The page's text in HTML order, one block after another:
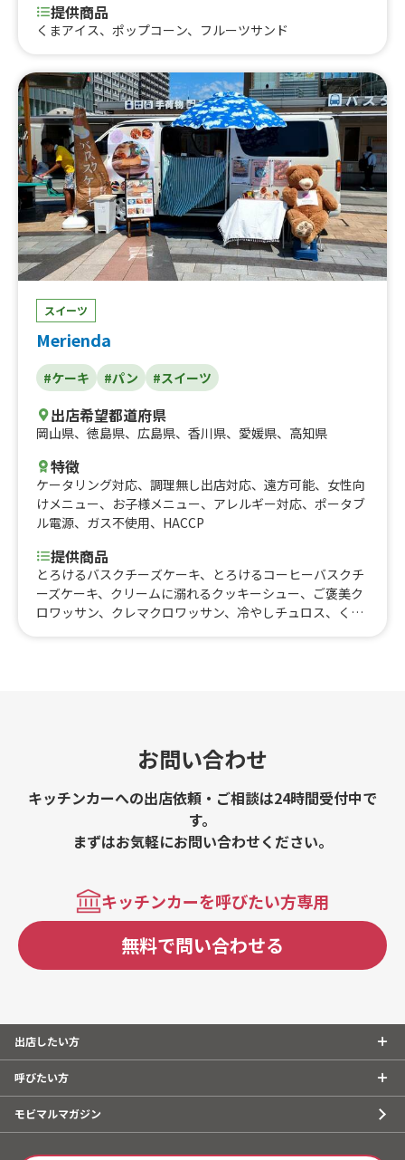
提供商品
くまアイス、ポップコーン、フルーツサンド
スイーツ
Merienda
#ケーキ #パン #スイーツ
出店希望都道府県
岡山県、 徳島県、 広島県、 香川県、 愛媛県、 高知県
特徴
ケータリング対応、 調理無し出店対応、 遠方可能、 女性向
けメニュー、 お子様メニュー、 アレルギー対応、 ポータブ
ル電源、 ガス不使用、 HACCP
提供商品
とろけるバスクチーズケーキ、とろけるコーヒーバスクチ
ーズケーキ、クリームに溺れるクッキーシュー、ご褒美ク
ロワッサン、クレマクロワッサン、冷やしチュロス、くま
お問い合わせ
キッチンカーへの出店依頼・ご相談は24時間受付中で
す。
まずはお気軽にお問い合わせください。
キッチンカーを呼びたい方専用
無料で問い合わせる
出店したい方
呼びたい方
モビマルマガジン